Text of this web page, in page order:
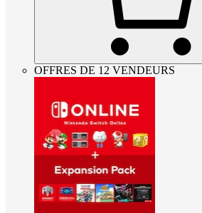
OFFRES DE 12 VENDEURS